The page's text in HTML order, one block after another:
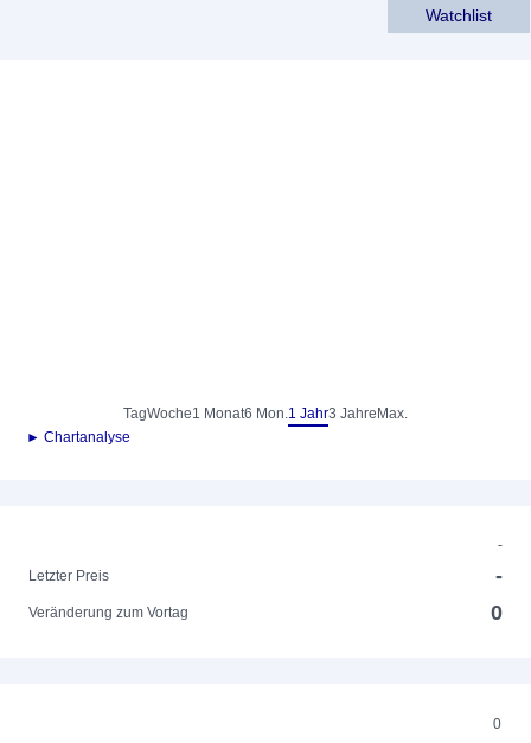
Watchlist
TagWoche1 Monat6 Mon.1 Jahr3 Jahre Max.
► Chartanalyse
-
Letzter Preis
-
Veränderung zum Vortag 0
0